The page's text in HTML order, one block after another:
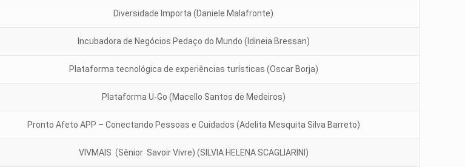
Diversidade Importa (Daniele Malafronte)
Incubadora de Negócios Pedaço do Mundo (Idineia Bressan)
Plataforma tecnológica de experiências turísticas (Oscar Borja)
Plataforma U-Go (Macello Santos de Medeiros)
Pronto Afeto APP – Conectando Pessoas e Cuidados (Adelita Mesquita Silva Barreto)
VIVMAIS (Sênior Savoir Vivre) (SILVIA HELENA SCAGLIARINI)